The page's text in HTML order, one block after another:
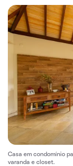
Casa em condomínio
varanda e closet.